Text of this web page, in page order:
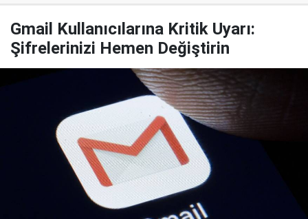
Gmail Kullanıcılarına Kritik Uyarı:
Şifrelerinizi Hemen Değiştirin